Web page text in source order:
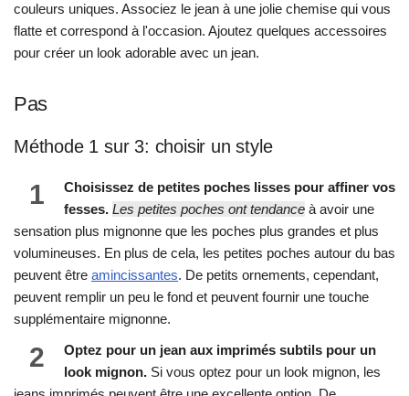
couleurs uniques. Associez le jean à une jolie chemise qui vous
flatte et correspond à l'occasion. Ajoutez quelques accessoires
pour créer un look adorable avec un jean.
Pas
Méthode 1 sur 3: choisir un style
1
Choisissez de petites poches lisses pour affiner vos
fesses. Les petites poches ont tendance à avoir une
sensation plus mignonne que les poches plus grandes et plus
volumineuses. En plus de cela, les petites poches autour du bas
peuvent être amincissantes. De petits ornements, cependant,
peuvent remplir un peu le fond et peuvent fournir une touche
supplémentaire mignonne.
2
Optez pour un jean aux imprimés subtils pour un
look mignon. Si vous optez pour un look mignon, les